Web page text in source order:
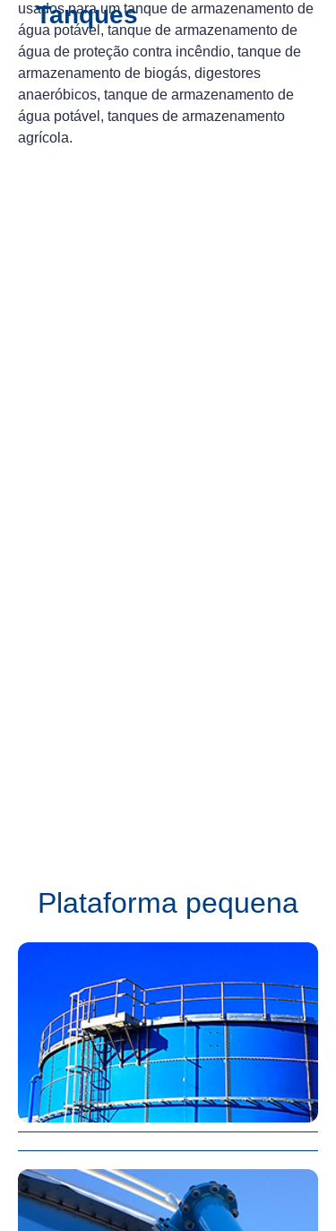
Tanques
usados para um tanque de armazenamento de
água potável, tanque de armazenamento de
água de proteção contra incêndio, tanque de
armazenamento de biogás, digestores
anaeróbicos, tanque de armazenamento de
água potável, tanques de armazenamento
agrícola.
Plataforma pequena